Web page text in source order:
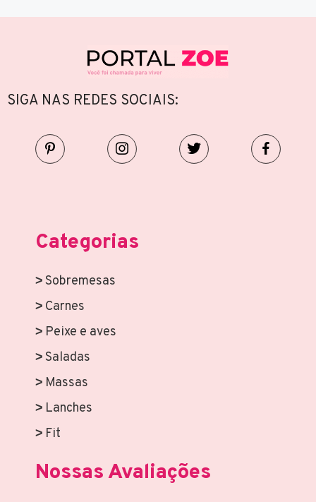
SIGA NAS REDES SOCIAIS:
Categorias
Sobremesas
Carnes
Peixe e aves
Saladas
Massas
Lanches
Fit
Nossas Avaliações